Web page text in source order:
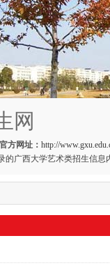
网
官方网址： http://
的广西大学艺术类招生信息